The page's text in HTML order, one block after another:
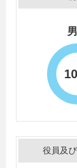
役員及